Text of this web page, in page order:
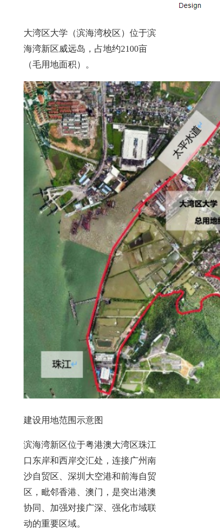
大湾区大学（滨海湾校区）位于滨
海湾新区威远岛，占地约2100亩
（毛用地面积）。
建设用地范围示意图
滨海湾新区位于粤港澳大湾区珠江
口东岸和西岸交汇处，连接广州南
沙自贸区、深圳大空港和前海自贸
区，毗邻香港、澳门，是突出港澳
协同、加强对接广深、强化市域联
动的重要区域。